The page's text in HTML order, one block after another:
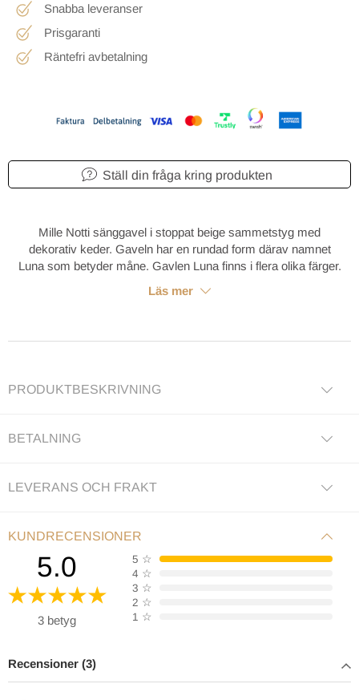
Snabba leveranser
Prisgaranti
Räntefri avbetalning
Ställ din fråga kring produkten
Mille Notti sänggavel i stoppat beige sammetstyg med
dekorativ keder. Gaveln har en rundad form därav namnet
Luna som betyder måne. Gavlen Luna finns i flera olika färger.
Läs mer
PRODUKTBESKRIVNING
BETALNING
LEVERANS OCH FRAKT
KUNDRECENSIONER
5.0
3 betyg
5 ☆
4 ☆
3 ☆
2 ☆
1 ☆
Recensioner (3)